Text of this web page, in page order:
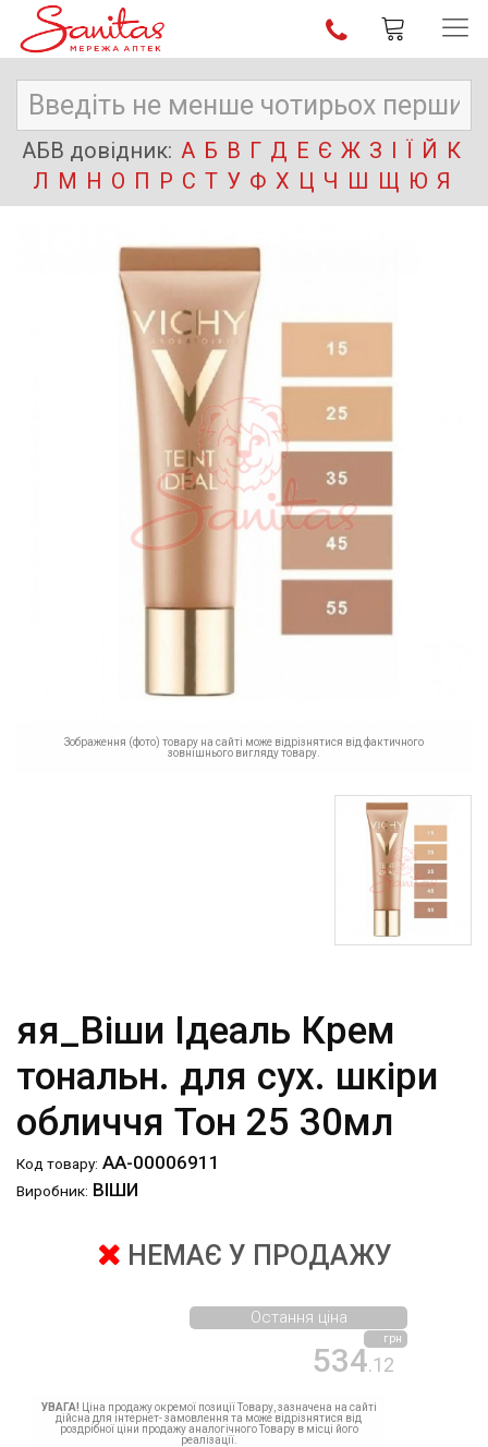
АБВ довідник: А Б В Г Д Е Є Ж З І Ї Й К
Л М Н О П Р С Т У Ф Х Ц Ч Ш Щ Ю Я
Зображення (фото) товару на сайті може відрізнятися від фактичного
зовнішнього вигляду товару.
яя_Віши Ідеаль Крем
тональн. для сух. шкіри
обличчя Тон 25 30мл
Код товару: АА-00006911
Виробник: ВІШИ
НЕМАЄ У ПРОДАЖУ
534.12
грн
Остання ціна
УВАГА! Ціна продажу окремої позиції Товару, зазначена на сайті
дійсна для інтернет- замовлення та може відрізнятися від
роздрібної ціни продажу аналогічного Товару в місці його
реалізації.